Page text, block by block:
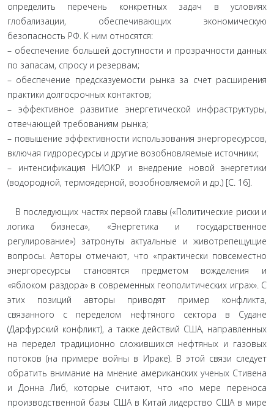
определить перечень конкретных задач в условиях
глобализации, обеспечивающих экономическую
безопасность РФ. К ним относятся:
– обеспечение большей доступности и прозрачности данных
по запасам, спросу и резервам;
– обеспечение предсказуемости рынка за счет расширения
практики долгосрочных контактов;
– эффективное развитие энергетической инфраструктуры,
отвечающей требованиям рынка;
– повышение эффективности использования энергоресурсов,
включая гидроресурсы и другие возобновляемые источники;
– интенсификация НИОКР и внедрение новой энергетики
(водородной, термоядерной, возобновляемой и др.) [С. 16].
В последующих частях первой главы («Политические риски и
логика бизнеса», «Энергетика и государственное
регулирование») затронуты актуальные и животрепещущие
вопросы. Авторы отмечают, что «практически повсеместно
энергоресурсы становятся предметом вожделения и
«яблоком раздора» в современных геополитических играх». С
этих позиций авторы приводят пример конфликта,
связанного с переделом нефтяного сектора в Судане
(Дарфурский конфликт), а также действий США, направленных
на передел традиционно сложившихся нефтяных и газовых
потоков (на примере войны в Ираке). В этой связи следует
обратить внимание на мнение американских ученых Стивена
и Донна Либ, которые считают, что «по мере переноса
производственной базы США в Китай лидерство США в мире